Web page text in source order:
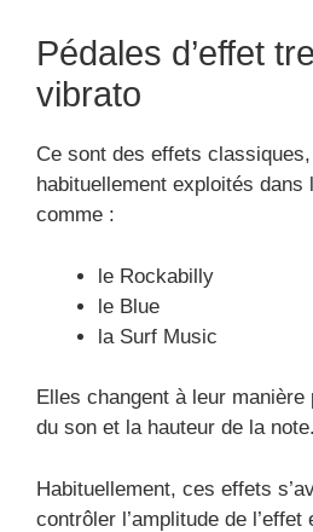
Pédales d’effet
vibrato
Ce sont des effets
habituellement exploités
comme :
le Rockabilly
le Blue
la Surf Music
Elles changent à leur
du son et la hauteur de la note.
Habituellement, ces effets
contrôler l’amplitude de